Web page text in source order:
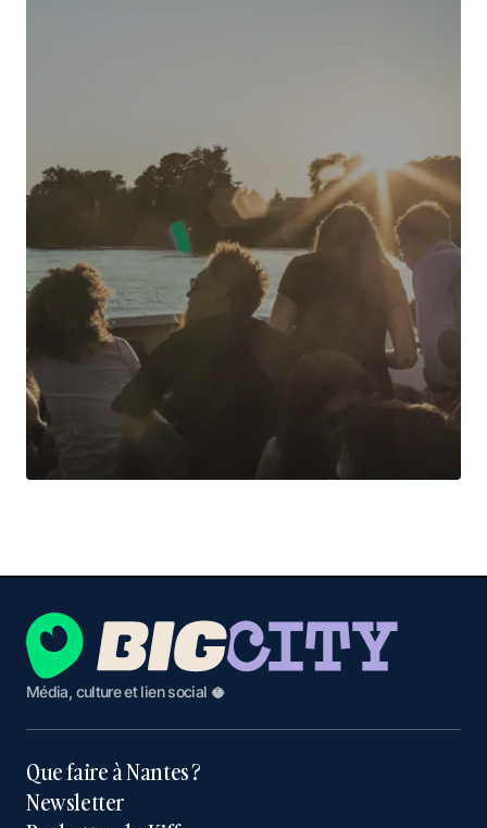
Média, culture et lien social 🥥
Que faire à Nantes ?
Newsletter